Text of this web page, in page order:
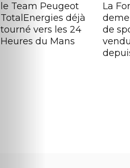
le Team Peugeot
TotalEnergies déjà
tourné vers les 24
Heures du Mans
La
de